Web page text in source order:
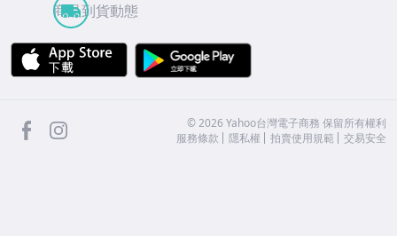
商品到貨動態
APP Store
facebook ©2026 Yahoo台灣電子商務 保留所有權利
服務條款
隱私權 拍賣使用規範 交易安全